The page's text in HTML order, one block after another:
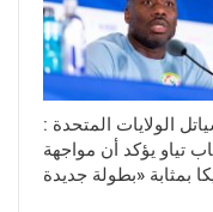
الولايات المتحدة :
تياو يؤكد أن مواجهة